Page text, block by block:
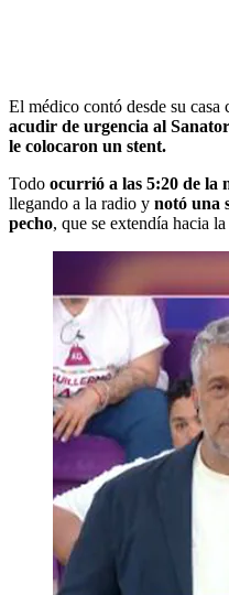
El médico contó desde su
acudir de urgencia al
le colocaron un stent.
Todo ocurrió a las 5:20 de la
llegando a la radio y notó una
pecho, que se extendía hacia